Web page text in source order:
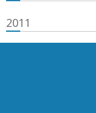
2011